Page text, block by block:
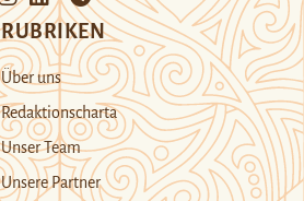
RUBRIKEN
Über uns
Redaktionscharta
Unser Team
Unsere Partner